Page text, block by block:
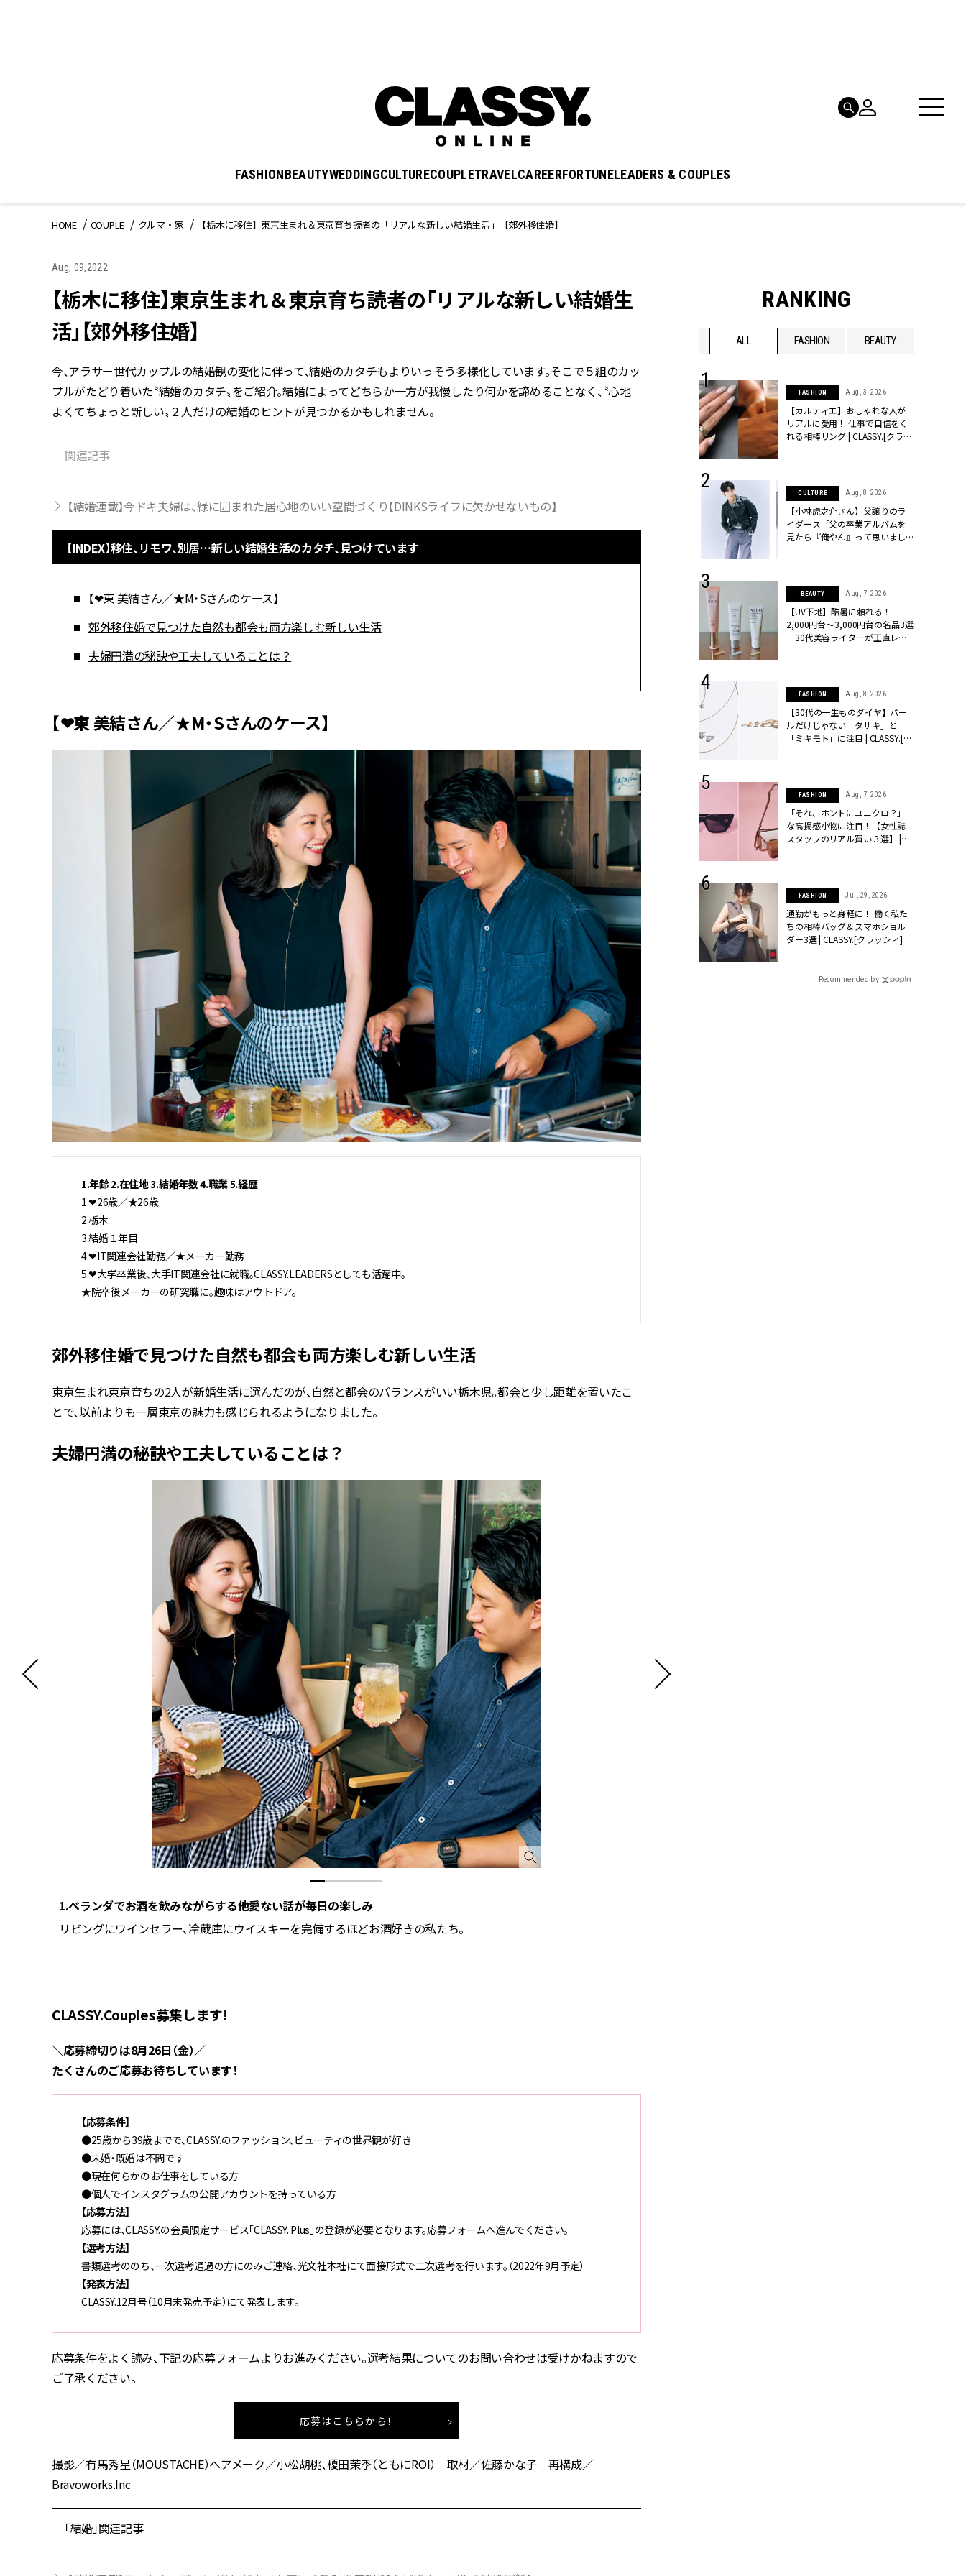
FASHIONBEAUTYWEDDINGCULTURECOUPLETRAVELCAREERFORTUNELEADERS & COUPLES
HOME COUPLE クルマ・家 【栃木に移住】東京生まれ＆東京育ち読者の「リアルな新しい結婚生活」【郊外移住婚】
Aug, 09,2022
【栃木に移住】東京生まれ＆東京育ち読者の「リアルな新しい結婚生
活」【郊外移住婚】
今、アラサー世代カップルの結婚観の変化に伴って、結婚のカタチもよりいっそう多様化しています。そこで５組のカッ
プルがたどり着いた〝結婚のカタチ〟をご紹介。結婚によってどちらか一方が我慢したり何かを諦めることなく、〝心地
よくてちょっと新しい〟２人だけの結婚のヒントが見つかるかもしれません。
関連記事
【結婚連載】今ドキ夫婦は、緑に囲まれた居心地のいい空間づくり【DINKSライフに欠かせないもの】
【INDEX】移住、リモワ、別居…新しい結婚生活のカタチ、見つけています
【❤︎東 美結さん／★M・Sさんのケース】
郊外移住婚で見つけた自然も都会も両方楽しむ新しい生活
夫婦円満の秘訣や工夫していることは？
【❤︎東 美結さん／★M・Sさんのケース】
1.年齢 2.在住地 3.結婚年数 4.職業 5.経歴
1.❤︎26歳／★26歳
2.栃木
3.結婚１年目
4.❤︎IT関連会社勤務／★メーカー勤務
5.❤︎大学卒業後、大手IT関連会社に就職。CLASSY.LEADERSとしても活躍中。
★院卒後メーカーの研究職に。趣味はアウトドア。
郊外移住婚で見つけた自然も都会も両方楽しむ新しい生活
東京生まれ東京育ちの2人が新婚生活に選んだのが、自然と都会のバランスがいい栃木県。都会と少し距離を置いたこ
とで、以前よりも一層東京の魅力も感じられるようになりました。
夫婦円満の秘訣や工夫していることは？
1.ベランダでお酒を飲みながらする他愛ない話が毎日の楽しみ
リビングにワインセラー、冷蔵庫にウイスキーを完備するほどお酒好きの私たち。
CLASSY.Couples募集します!
＼応募締切りは8月26日（金）／
たくさんのご応募お待ちしています！
【応募条件】
●25歳から39歳までで、CLASSY.のファッション、ビューティの世界観が好き
●未婚・既婚は不問です
●現在何らかのお仕事をしている方
●個人でインスタグラムの公開アカウントを持っている方
【応募方法】
応募には、CLASSY.の会員限定サービス「CLASSY. Plus」の登録が必要となります。応募フォームへ進んでください。
【選考方法】
書類選考ののち、一次選考通過の方にのみご連絡、光文社本社にて面接形式で二次選考を行います。（2022年9月予定）
【発表方法】
CLASSY.12月号（10月末発売予定）にて発表します。
応募条件をよく読み、下記の応募フォームよりお進みください。選考結果についてのお問い合わせは受けかねますので
ご了承ください。
応募はこちらから！
撮影／有馬秀星（MOUSTACHE）ヘアメーク／小松胡桃、榎田茉季（ともにROI） 取材／佐藤かな子 再構成／
Bravoworks.Inc
「結婚」関連記事
RANKING
ALL FASHION BEAUTY
BEAUTY Aug, 7, 2026
【UV下地】酷暑に頼れる！
｜30代美容ライターが正直レビ
マルジェラの“レプリカ”に新作
ィ]
ル クラッシュ アプソリュ」の限
定カフェが登場！世界観に没入
Aug, 6, 2026
CLASSY.[クラッシィ]
Aug, 8, 2026
“盛りすぎない”がトレンド！
【最旬マスカラ4選】さりげない
ボリュームと絶妙カラー |
CLASSY.[クラッシィ]
BEAUTY Aug, 5, 2026
忙しい毎日に「うるおいター
ボ」を。新【SOFINA BASIC＋】
のお手入れでうるおってなめら
かな肌を目指す | CLASSY.[クラッ
シィ]
WEDDING Jun, 30, 2026
「トゥギャザー」シリーズに注
Mar, 24, 2026
正解！ | CLASSY.[クラッシィ]
WEDDING Dec, 9, 2025
【結婚式お呼ばれ】ドレスに馴
染む！上品で実用的な「サブバ
ッグ」6選【アンテプリマ、フェ
イラー他】 | CLASSY.[クラッシ
WEDDING Aug, 18, 2025
20万円台〜【カルティエ人気リ
ング４選】ラブ、トリニティetc.
を『マリッジ』に選ぶ人増えて
ます！ | CLASSY.[クラッシィ]
FASHION Aug, 3, 2026
【カルティエ】おしゃれな人が
リアルに愛用！ 仕事で自信をく
れる相棒リング | CLASSY.[クラッ
CULTURE Aug, 8, 2026
【小林虎之介さん】父譲りのラ
イダース「父の卒業アルバムを
見たら『俺やん』って思いまし
BEAUTY Aug, 7, 2026
【UV下地】酷暑に頼れる！
2,000円台〜3,000円台の名品3選
｜30代美容ライターが正直レビ
FASHION Aug, 8, 2026
【30代の一生ものダイヤ】パー
ルだけじゃない「タサキ」と
「ミキモト」に注目 | CLASSY.[ク
FASHION Aug, 7, 2026
「それ、ホントにユニクロ？」
な高揚感小物に注目！【女性誌
スタッフのリアル買い３選】 |
FASHION Jul, 29, 2026
通勤がもっと身軽に！ 働く私た
ちの相棒バッグ＆スマホショル
ダー3選 | CLASSY.[クラッシィ]
Recommended by